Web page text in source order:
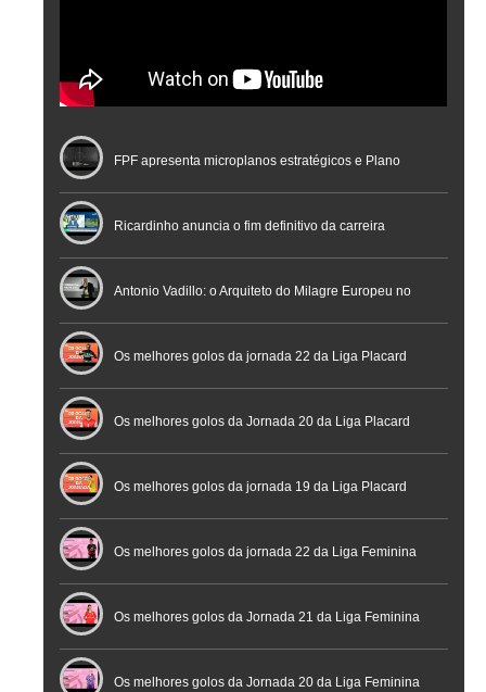
FPF apresenta microplanos estratégicos e Plano
Nacional de Arbitragem
Ricardinho anuncia o fim definitivo da carreira
profissional em conferência histórica na Cidade do
Futebol
Antonio Vadillo: o Arquiteto do Milagre Europeu no
Futsal | Documentário
Os melhores golos da jornada 22 da Liga Placard
Os melhores golos da Jornada 20 da Liga Placard
Futsal
Os melhores golos da jornada 19 da Liga Placard
Os melhores golos da jornada 22 da Liga Feminina
Placard
Os melhores golos da Jornada 21 da Liga Feminina
Placard
Os melhores golos da Jornada 20 da Liga Feminina